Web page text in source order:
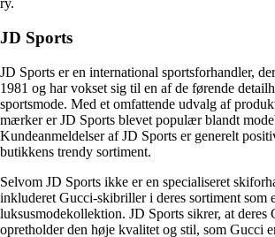
ry.
JD Sports
JD Sports er en international sportsforhandler,
1981 og har vokset sig til en af de førende
sportsmode. Med et omfattende udvalg af
mærker er JD Sports blevet populær blandt
Kundeanmeldelser af JD Sports er generelt
butikkens trendy sortiment.
Selvom JD Sports ikke er en specialiseret
inkluderet Gucci-skibriller i deres sortiment som
luksusmodekollektion. JD Sports sikrer, at deres
opretholder den høje kvalitet og stil, som Gucci